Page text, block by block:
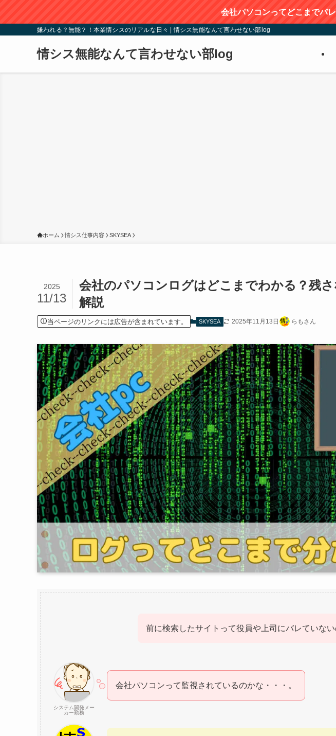
会社パソコンってどこまでバ
嫌われる？無能？！本業情シスのリアルな日々 | 情シス無能なんて言わせない部log
情シス無能なんて言わせない部log
ホーム 情シス仕事内容 SKYSEA
会社のパソコンログはどこまでわかる？残
解説
2025
11/13
当ページのリンクには広告が含まれています。 SKYSEA 2025年11月13日 らもさん
前に検索したサイトって役員や上司にバレていない
システム開発メー
カー勤務
会社パソコンって監視されているのかな・・・。